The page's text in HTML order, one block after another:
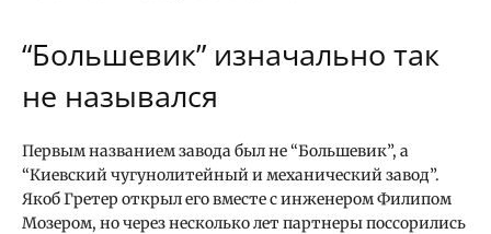
“Большевик” изначально так
не назывался
Первым названием завода был не “Большевик”, а
“Киевский чугунолитейный и механический завод”.
Якоб Гретер открыл его вместе с инженером Филипом
Мозером, но через несколько лет партнеры поссорились